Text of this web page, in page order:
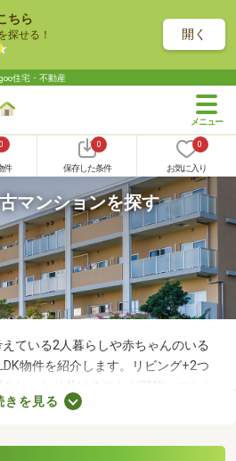
ちら
探せる！ 開く
住宅・不動産
0
件
0
保存した条件
0
お気に入り
マンションを探す
ている2人暮らしや赤ちゃんのいる
物件を紹介します。リビング+2つ
しっかり分けることが可能。マンシ
設備、購入費用が変わるので、複数
を購入しましょう。
きを見る